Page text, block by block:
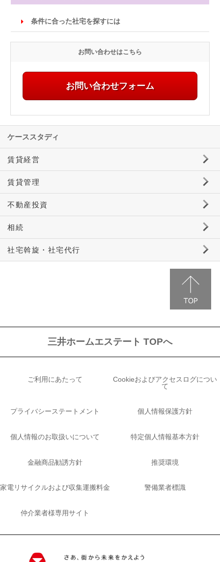
条件に合った社宅を探すには
お問い合わせはこちら
お問い合わせフォーム
ケーススタディ
賃貸経営
賃貸住宅経営に興味はありますが、土地探しから始めるとなると大変そ
う。
商業施設を建て替えて賃貸経営をしたい
築30年の賃貸住宅を運用するには
複数あるアパートの運用を効率化したい
賃貸管理
駐輪場を外部の人に使われて困る
既存物件のセキュリティを強化したい
サブリース期間中に管理会社を変更したい
不動産投資
不動産投資向きの物件とは
相続
賃貸住宅や未利用地の相続税とは
社宅斡旋・社宅代行
条件に合った社宅を探すには
三井ホームエステート TOPへ
ご利用にあたって
Cookieおよびアクセスログについ
て
プライバシーステートメント 個人情報保護方針
個人情報のお取扱いについて 特定個人情報基本方針
金融商品勧誘方針 推奨環境
家電リサイクルおよび収集運搬料金 警備業者標識
仲介業者様専用サイト